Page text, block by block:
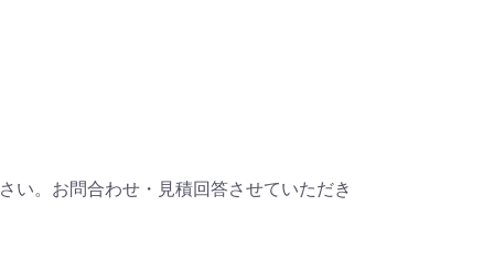
い。お問合わせ・見積回答させていただき